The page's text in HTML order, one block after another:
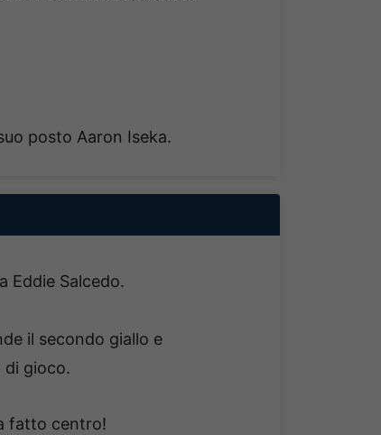
posto Aaron Iseka.
Eddie Salcedo.
il secondo giallo e
di gioco.
fatto centro!